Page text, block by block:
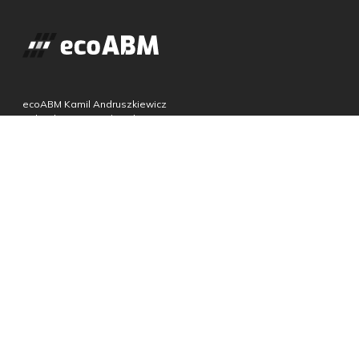
ecoABM Kamil Andruszkiewicz
Poland, 15-691 Białystok,